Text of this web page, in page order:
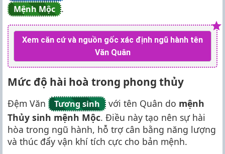
Mệnh Mộc .
Xem căn cứ và nguồn gốc xác định ngũ hành tên
Văn Quân
Mức độ hài hoà trong phong thủy
Đệm Văn Tương sinh với tên Quân do mệnh
Thủy sinh mệnh Mộc. Điều này tạo nên sự hài
hòa trong ngũ hành, hỗ trợ cân bằng năng lượng
và thúc đẩy vận khí tích cực cho bản mệnh.